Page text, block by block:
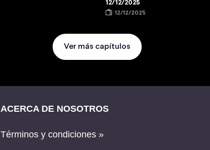
12/12/2025
12/12/2025
Ver más capítulos
ACERCA DE NOSOTROS
Términos y condiciones »